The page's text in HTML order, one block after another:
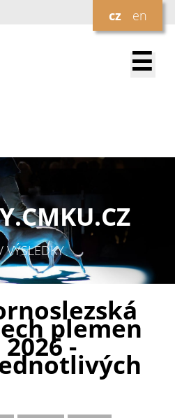
cz en
☰
CMKU.CZ
VÝSLEDKY
plemen
-